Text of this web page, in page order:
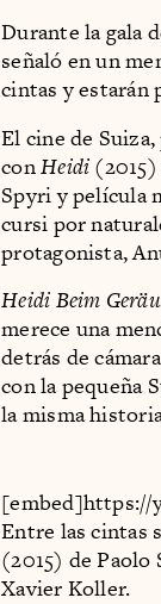
Durante la gala
señaló en un
cintas y estarán
El cine de
conHeidi
Spyri y película
cursi por
protagonista,
Heidi Beim
merece una
detrás de
con la pequeña
la misma
[embed]https://
Entre las cintas
(2015) de
Xavier Koller.